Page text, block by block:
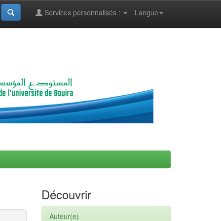
Langue
Services personnalisés :
Découvrir
Auteur(e)